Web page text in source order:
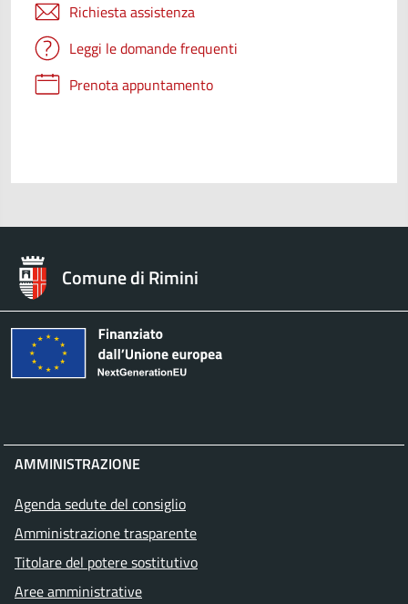
Richiesta assistenza
Leggi le domande frequenti
Prenota appuntamento
Comune di Rimini
AMMINISTRAZIONE
Agenda sedute del consiglio
Amministrazione trasparente
Titolare del potere sostitutivo
Aree amministrative